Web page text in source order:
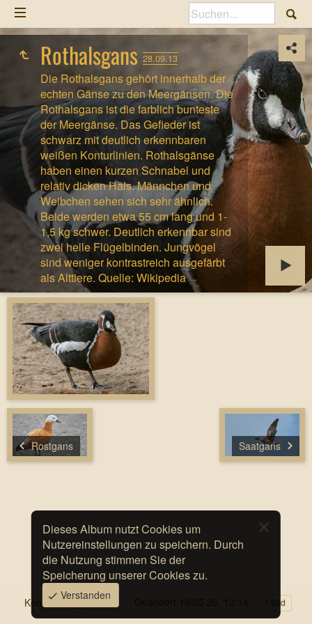
Rothalsgans 28.09.13
Die Rothalsgans gehört innerhalb der
echten Gänse zu den Meergänsen. Die
Rothalsgans ist die farblich bunteste
der Meergänse. Das Gefieder ist
schwarz mit deutlich erkennbaren
weißen Konturlinien. Rothalsgänse
haben einen kurzen Schnabel und
relativ dicken Hals. Männchen und
Weibchen sehen sich sehr ähnlich.
Beide werden etwa 55 cm lang und 1-
1,5 kg schwer. Deutlich erkennbar sind
zwei helle Flügelbinden. Jungvögel
sind weniger kontrastreich ausgefärbt
als Alttiere. Quelle: Wikipedia
Rostgans Saatgans
Kontakt Impressum 1 Bild
Dieses Album nutzt Cookies um
Nutzereinstellungen zu speichern. Durch
die Nutzung stimmen Sie der
Speicherung unserer Cookies zu.
Verstanden